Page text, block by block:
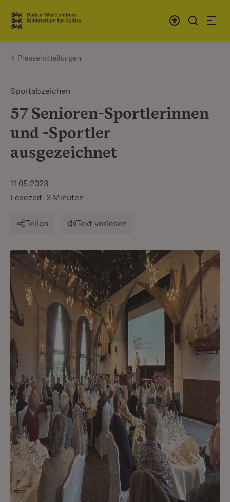
Zum Inhalt springen
Link zur Startseite
Pressemitteilungen
Sportabzeichen
57 Senioren-Sportlerinnen
und -Sportler
ausgezeichnet
11.05.2023
Lesezeit: 3 Minuten
Teilen Text vorlesen